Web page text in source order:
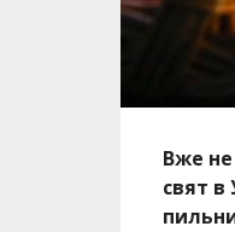
Вже не
свят в